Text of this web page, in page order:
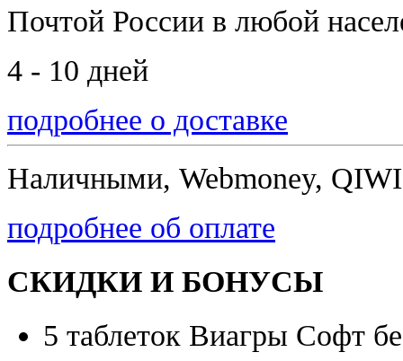
Почтой России в любой
4 - 10 дней
подробнее о доставке
Наличными, Webmoney,
подробнее об оплате
СКИДКИ И БОНУСЫ
5 таблеток Виагры Софт